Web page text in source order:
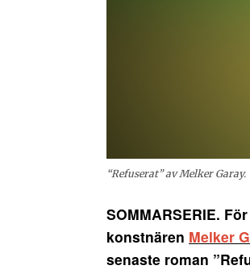
“Refuserat” av Melker Garay.
SOMMARSERIE.
konstnären Melker
senaste roman